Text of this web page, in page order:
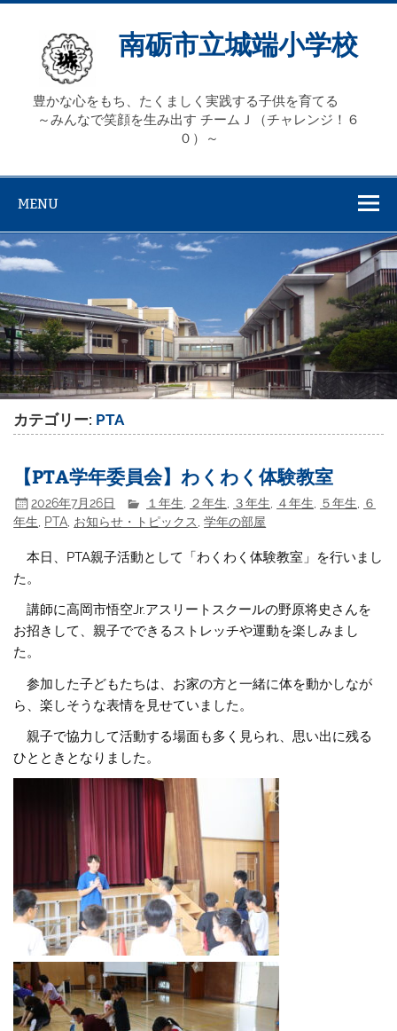
Skip
南砺市立城端小学校
豊かな心をもち、たくましく実践する子供を育てる
～みんなで笑顔を生み出す チームＪ（チャレンジ！６
０）～
MENU
カテゴリー: PTA
【PTA学年委員会】わくわく体験教室
2026年7月26日 １年生 ２年生 ３年生 ４年生 ５年生
６
年生, PTA, お知らせ・トピックス,学年の部屋
本日、PTA親子活動として「わくわく体験教室」を行いまし
た。
講師に高岡市悟空Jr.アスリートスクールの野原将史さんを
お招きして、親子でできるストレッチや運動を楽しみまし
た。
参加した子どもたちは、お家の方と一緒に体を動かしなが
ら、楽しそうな表情を見せていました。
親子で協力して活動する場面も多く見られ、思い出に残る
ひとときとなりました。